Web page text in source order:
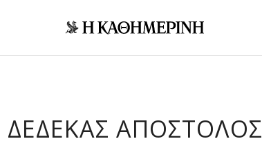
ΔΕΔΕΚΑΣ ΑΠΟΣΤΟΛΟΣ